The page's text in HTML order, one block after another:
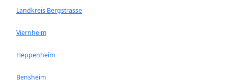
Landkreis Bergstrasse
Viernheim
Heppenheim
Bensheim